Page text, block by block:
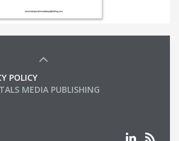
POLICY
MEDIA PUBLISHING